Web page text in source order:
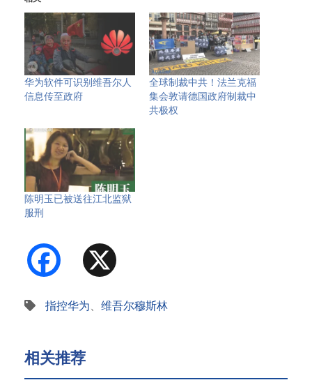
华为软件可识别维吾尔人
信息传至政府
全球制裁中共！法兰克福
集会敦请德国政府制裁中
共极权
陈明玉已被送往江北监狱
服刑
Facebook
指控华为、 维吾尔穆斯林
相关推荐